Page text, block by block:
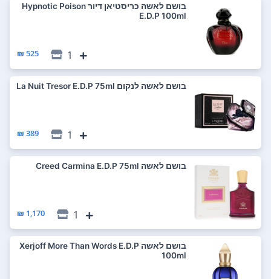
בושם לאשה כריסטיאן דיור Hypnotic Poison
E.D.P 100ml
1
525 ₪
בושם לאשה לנקום La Nuit Tresor E.D.P 75ml
1
389 ₪
בושם לאשה Creed Carmina E.D.P 75ml
1
1,170 ₪
בושם לאשה Xerjoff More Than Words E.D.P
100ml